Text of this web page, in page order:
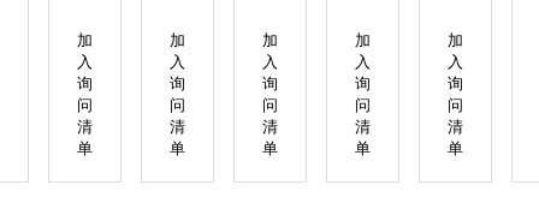
加
入
询
问
清
单
加
入
询
问
清
单
加
入
询
问
清
单
加
入
询
问
清
单
加
入
询
问
清
单